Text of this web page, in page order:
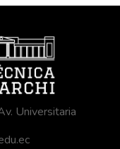
Universitaria